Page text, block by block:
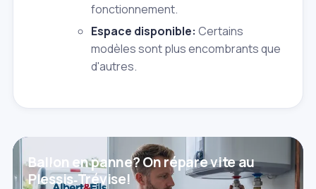
fonctionnement.
Espace disponible: Certains
modèles sont plus encombrants que
d'autres.
Ballon en panne? On répare vite au
Plessis‑Trévise!